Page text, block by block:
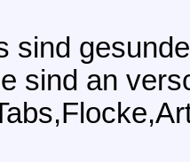
sind
sind an